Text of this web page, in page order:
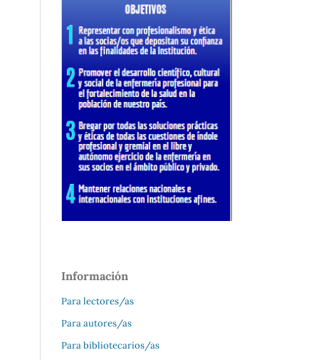
Información
Para lectores/as
Para autores/as
Para bibliotecarios/as